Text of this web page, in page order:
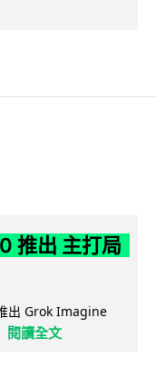
推出 主打局
出 Grok Imagine
閱讀全文